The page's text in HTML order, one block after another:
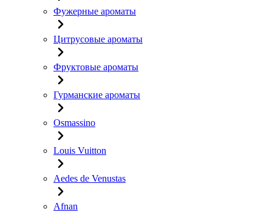
Фужерные ароматы
Цитрусовые ароматы
Фруктовые ароматы
Гурманские ароматы
Osmassino
Louis Vuitton
Aedes de Venustas
Afnan